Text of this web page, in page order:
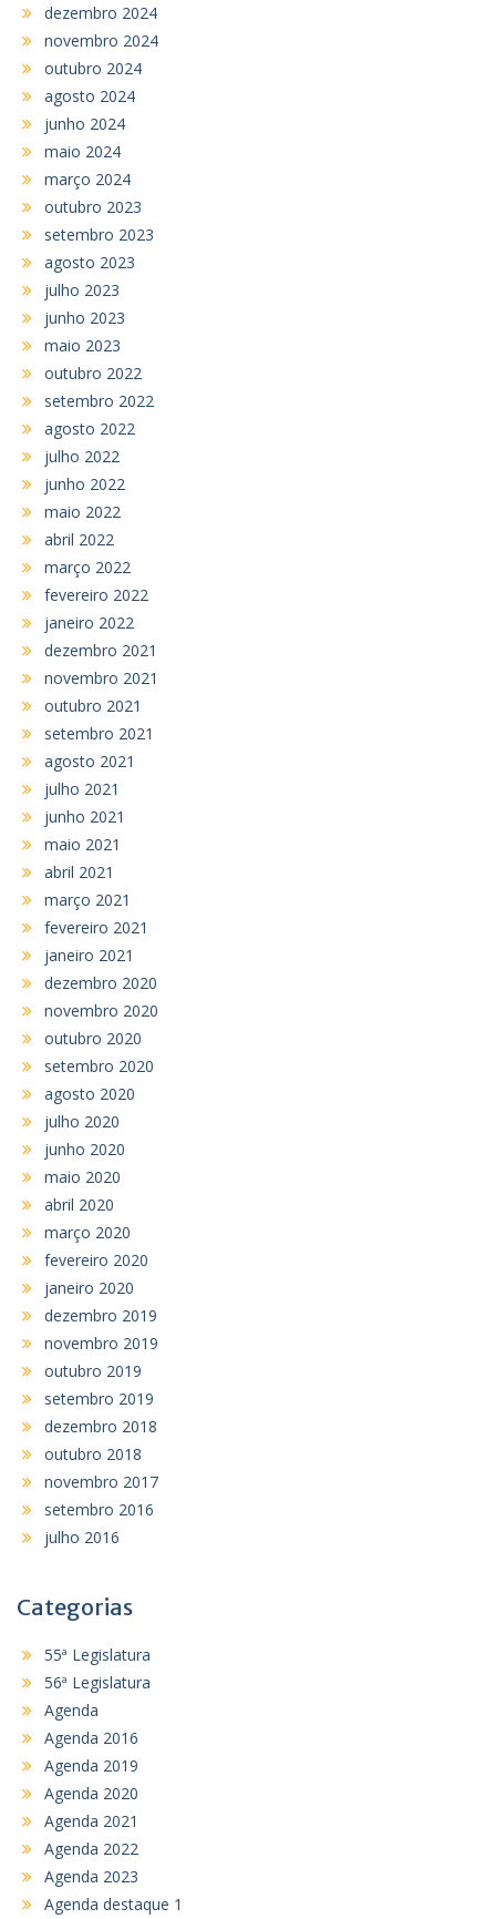
dezembro 2024
novembro 2024
outubro 2024
agosto 2024
junho 2024
maio 2024
março 2024
outubro 2023
setembro 2023
agosto 2023
julho 2023
junho 2023
maio 2023
outubro 2022
setembro 2022
agosto 2022
julho 2022
junho 2022
maio 2022
abril 2022
março 2022
fevereiro 2022
janeiro 2022
dezembro 2021
novembro 2021
outubro 2021
setembro 2021
agosto 2021
julho 2021
junho 2021
maio 2021
abril 2021
março 2021
fevereiro 2021
janeiro 2021
dezembro 2020
novembro 2020
outubro 2020
setembro 2020
agosto 2020
julho 2020
junho 2020
maio 2020
abril 2020
março 2020
fevereiro 2020
janeiro 2020
dezembro 2019
novembro 2019
outubro 2019
setembro 2019
dezembro 2018
outubro 2018
novembro 2017
setembro 2016
julho 2016
Categorias
55ª Legislatura
56ª Legislatura
Agenda
Agenda 2016
Agenda 2019
Agenda 2020
Agenda 2021
Agenda 2022
Agenda 2023
Agenda destaque 1